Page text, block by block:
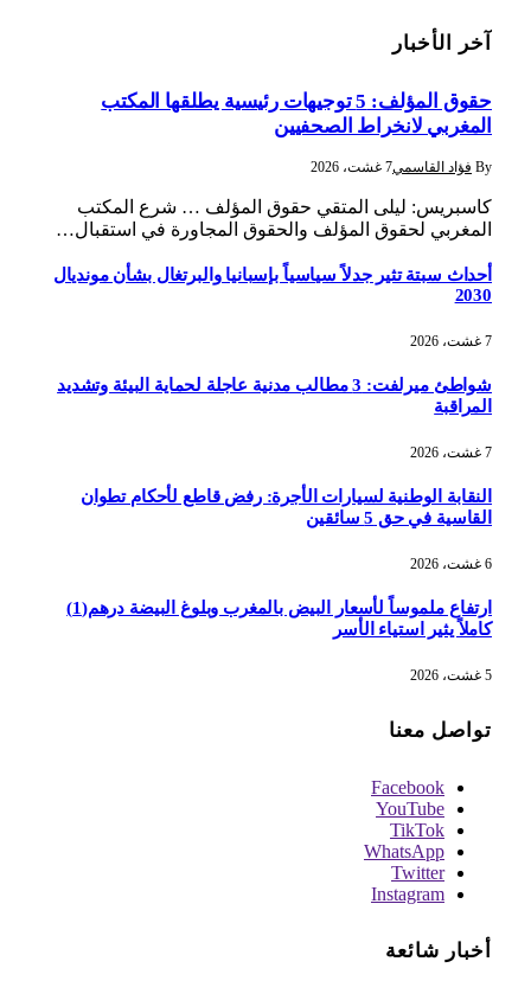
آخر الأخبار
حقوق المؤلف: 5 توجيهات رئيسية يطلقها المكتب
المغربي لانخراط الصحفيين
By فؤاد القاسمي7 غشت، 2026
كاسبريس: ليلى المتقي حقوق المؤلف … شرع المكتب
المغربي لحقوق المؤلف والحقوق المجاورة في استقبال…
أحداث سبتة تثير جدلاً سياسياً بإسبانيا والبرتغال بشأن مونديال
2030
7 غشت، 2026
شواطئ ميرلفت: 3 مطالب مدنية عاجلة لحماية البيئة وتشديد
المراقبة
7 غشت، 2026
النقابة الوطنية لسيارات الأجرة: رفض قاطع لأحكام تطوان
القاسية في حق 5 سائقين
6 غشت، 2026
ارتفاع ملموساً لأسعار البيض بالمغرب وبلوغ البيضة درهم(1)
كاملاً يثير استياء الأسر
5 غشت، 2026
تواصل معنا
Facebook
YouTube
TikTok
WhatsApp
Twitter
Instagram
أخبار شائعة